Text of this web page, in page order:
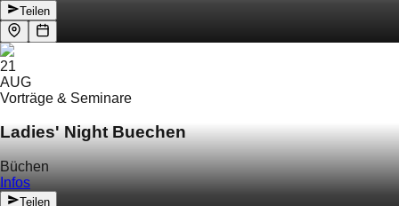
Teilen
21
AUG
Vorträge & Seminare
Ladies' Night Buechen
Büchen
Infos
Teilen